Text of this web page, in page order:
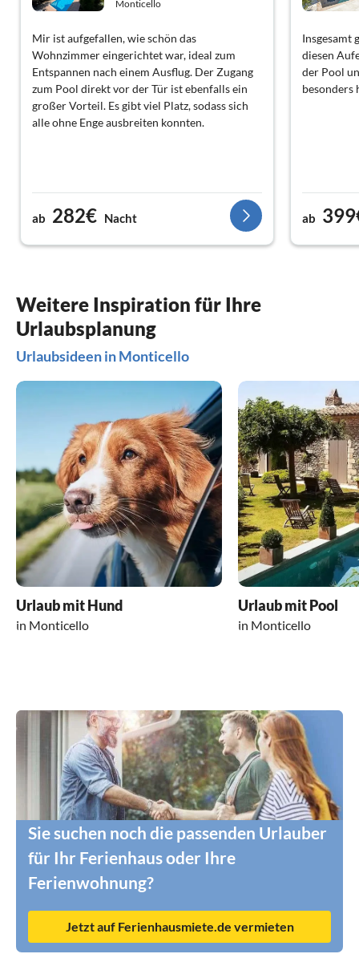
Monticello
Mir ist aufgefallen, wie schön das
Wohnzimmer eingerichtet war, ideal zum
Entspannen nach einem Ausflug. Der Zugang
zum Pool direkt vor der Tür ist ebenfalls ein
großer Vorteil. Es gibt viel Platz, sodass sich
alle ohne Enge ausbreiten konnten.
ab 282€ Nacht
Insgesamt
diesen
der Pool
besonders
ab
Weitere Inspiration für Ihre
Urlaubsplanung
Urlaubsideen in Monticello
Urlaub mit Hund
in Monticello
Urlaub mit Pool
in Monticello
Sie suchen noch die passenden Urlauber
für Ihr Ferienhaus oder Ihre
Ferienwohnung?
Jetzt auf Ferienhausmiete.de vermieten